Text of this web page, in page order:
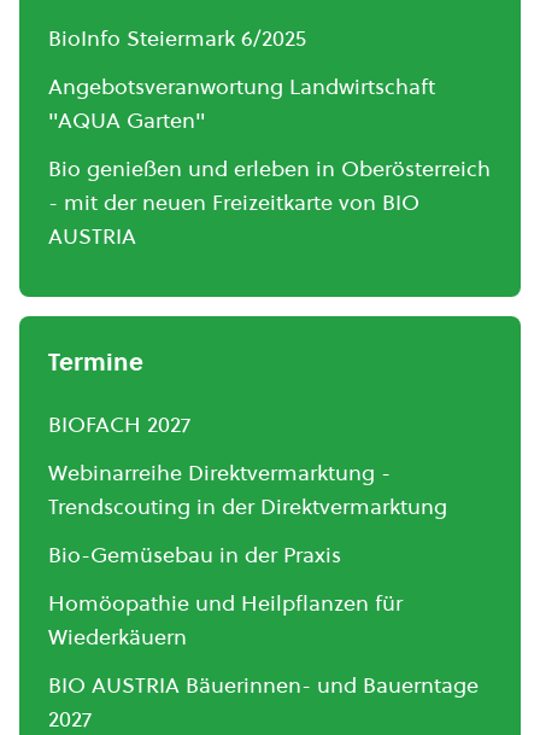
BioInfo Steiermark 6/2025
Angebotsveranwortung Landwirtschaft
"AQUA Garten"
Bio genießen und erleben in Oberösterreich
- mit der neuen Freizeitkarte von BIO
AUSTRIA
Termine
BIOFACH 2027
Webinarreihe Direktvermarktung -
Trendscouting in der Direktvermarktung
Bio-Gemüsebau in der Praxis
Homöopathie und Heilpflanzen für
Wiederkäuern
BIO AUSTRIA Bäuerinnen- und Bauerntage
2027